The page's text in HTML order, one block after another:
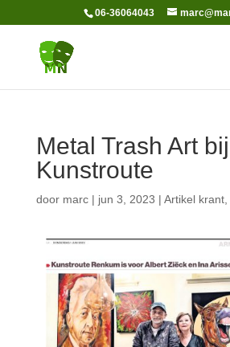
06-36064043
Metal Trash Art bij
Kunstroute
door marc| jun 3, 2023 | Artikel krant,